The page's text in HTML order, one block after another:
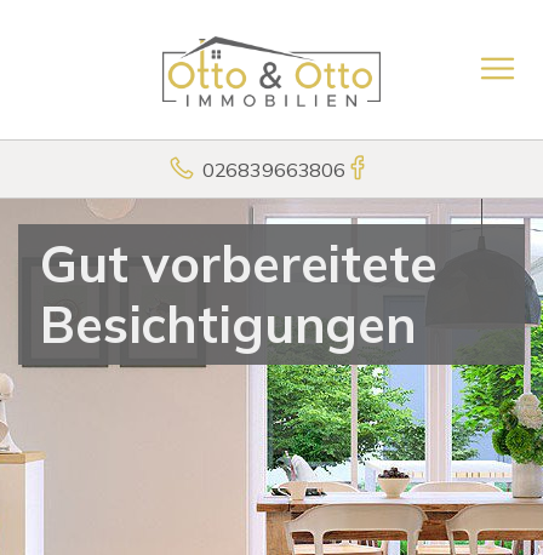
026839663806
Gut vorbereitete
Besichtigungen